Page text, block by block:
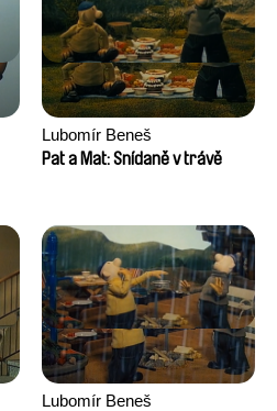
Lubomír Beneš
Pat a Mat: Snídaně v trávě
Lubomír Beneš